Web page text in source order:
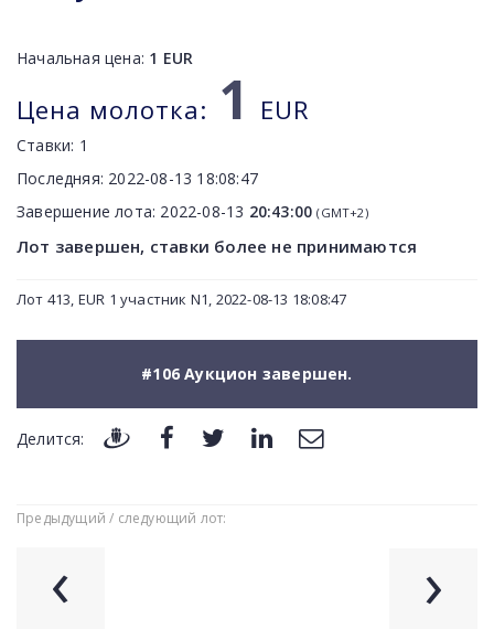
Начальная цена: 1 EUR
Цена молотка: 1 EUR
Ставки: 1
Последняя: 2022-08-13 18:08:47
Завершение лота: 2022-08-13 20:43:00 (GMT+2)
Лот завершен, ставки более не принимаются
Лот 413, EUR 1 участник N1, 2022-08-13 18:08:47
#106 Аукцион завершен.
Делится:
Предыдущий / следующий лот:
‹ ›